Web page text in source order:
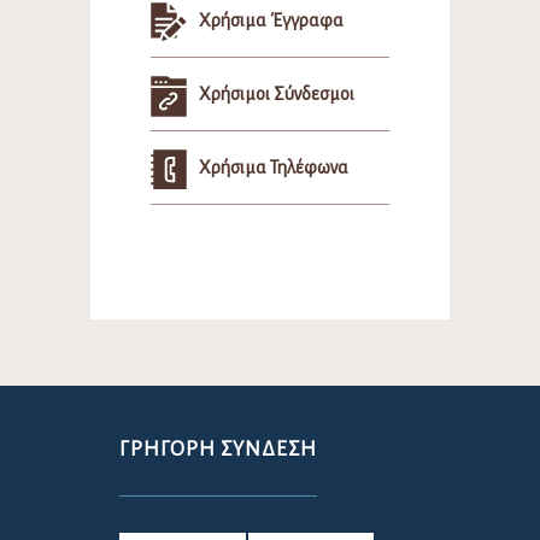
Χρήσιμα Έγγραφα
Χρήσιμοι Σύνδεσμοι
Χρήσιμα Τηλέφωνα
ΓΡΉΓΟΡΗ ΣΎΝΔΕΣΗ